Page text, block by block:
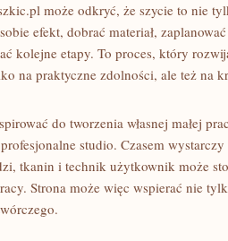
może odkryć, że szycie to nie
efekt, dobrać materiał,
kolejne etapy. To proces, który
na praktyczne zdolności, ale też na
do tworzenia własnej małej
studio. Czasem
tkanin i technik użytkownik może
Strona może więc wspierać nie